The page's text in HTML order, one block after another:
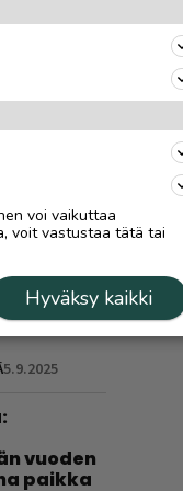
miten
5.9.2025
vuoden
paikka
voi vaikuttaa
voit vastustaa tätä tai
Hyväksy kaikki